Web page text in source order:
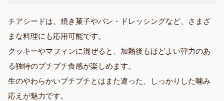
チアシードは、焼き菓子やパン・ドレッシングなど、さまざ
まな料理にも応用可能です。
クッキーやマフィンに混ぜると、加熱後もほどよい弾力のあ
る独特のプチプチ食感が楽しめます。
生のやわらかいプチプチとはまた違った、しっかりした噛み
応えが魅力です。